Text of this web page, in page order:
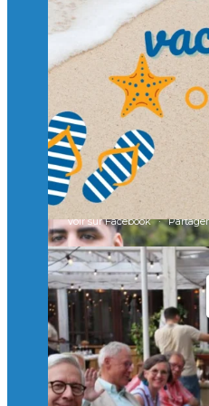
et contribuons
d’ingénieurs de
Merci à tous !
🎯 Taxe d’apprentissage
un numérique au service
À l’Isep, nous formons
Mastères Spécialisés, qui
valeurs humaines, au
...Voir plus
il y a 2 mois
Voir sur Facebook · Partager
🚀Afterwork à Genève
🥳 Le 22 avril dernier,
en Suisse ont
retrouvailles et
Merci à tous pour